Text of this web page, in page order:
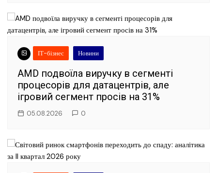
ІТ-бізнес Новини
AMD подвоїла виручку в сегменті
процесорів для датацентрів, але
ігровий сегмент просів на 31%
05.08.2026 0